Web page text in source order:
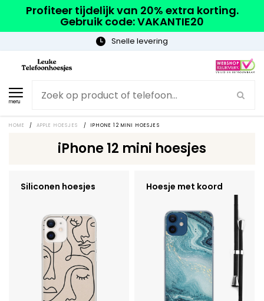
Profiteer tijdelijk van 20% extra korting.
Gebruik code: VAKANTIE20
Snelle levering
menu
HOME / APPLE HOESJES / IPHONE 12 MINI HOESJES
iPhone 12 mini hoesjes
Siliconen hoesjes Hoesje met koord